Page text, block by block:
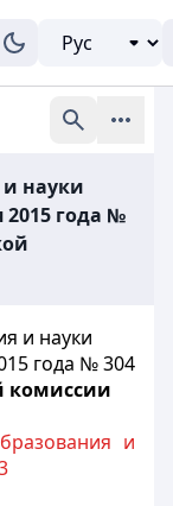
науки
2015 года №
и науки
года № 304
комиссии
и